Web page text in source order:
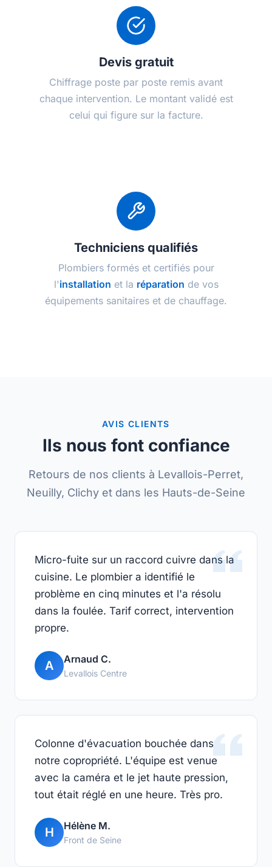
Devis gratuit
Chiffrage poste par poste remis avant
chaque intervention. Le montant validé est
celui qui figure sur la facture.
Techniciens qualifiés
Plombiers formés et certifiés pour
l'installation et la réparation de vos
équipements sanitaires et de chauffage.
AVIS CLIENTS
Ils nous font confiance
Retours de nos clients à Levallois-Perret,
Neuilly, Clichy et dans les Hauts-de-Seine
Micro-fuite sur un raccord cuivre dans la
cuisine. Le plombier a identifié le
problème en cinq minutes et l'a résolu
dans la foulée. Tarif correct, intervention
propre.
A Arnaud C.
Levallois Centre
Colonne d'évacuation bouchée dans
notre copropriété. L'équipe est venue
avec la caméra et le jet haute pression,
tout était réglé en une heure. Très pro.
H Hélène M.
Front de Seine